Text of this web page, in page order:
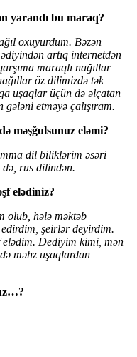
yarandı bu maraq?
oxuyurdum. Bəzən
artıq internetdən
maraqlı nağıllar
öz dilimizdə tək
uşaqlar üçün də əlçatan
etməyə çalışıram.
məşğulsunuz eləmi?
dil biliklərim əsəri
də, rus dilindən.
elədiniz?
olub, hələ məktəb
edirdim, şeirlər deyirdim.
elədim. Dediyim kimi, mən
məhz uşaqlardan